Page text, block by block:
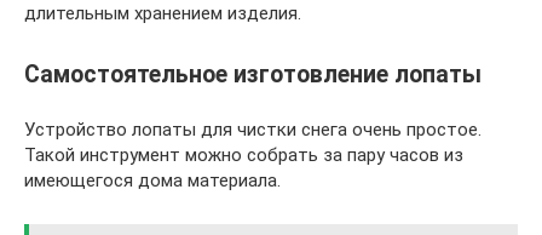
длительным хранением изделия.
Самостоятельное изготовление лопаты
Устройство лопаты для чистки снега очень простое.
Такой инструмент можно собрать за пару часов из
имеющегося дома материала.